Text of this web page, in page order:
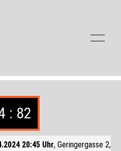
: 82
20:45 Uhr, Geringergasse 2,